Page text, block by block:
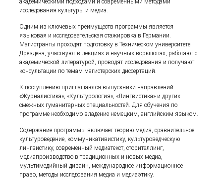
академическими подходами и современными методами
исследования культуры и медиа.
Одним из ключевых преимуществ программы является
языковая и исследовательская стажировка в Германии.
Магистранты проходят подготовку в Техническом университете
Дрездена, участвуют в лекциях и научных воркшопах, работают с
академической литературой, проводят исследования и получают
консультации по темам магистерских диссертаций.
К поступлению приглашаются выпускники направлений
«Журналистика», «Культурология», «Лингвистика» и других
смежных гуманитарных специальностей. Для обучения по
программе необходимо владение немецким, английским языком.
Содержание программы включает теорию медиа, сравнительное
культуроведение, коммуникативистику, культуроведческую
лингвистику, современный медиатекст, сторителлинг,
медиапроизводство в традиционных и новых медиа,
мультимедийный дизайн, международное информационное
право, методы исследования медиа и медиаэтику.